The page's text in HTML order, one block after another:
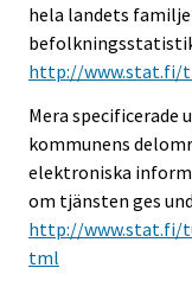
hela landets
http://www.stat.fi/
Mera specificerade
kommunens
elektroniska
om tjänsten ges
http://www.stat.fi/
tml